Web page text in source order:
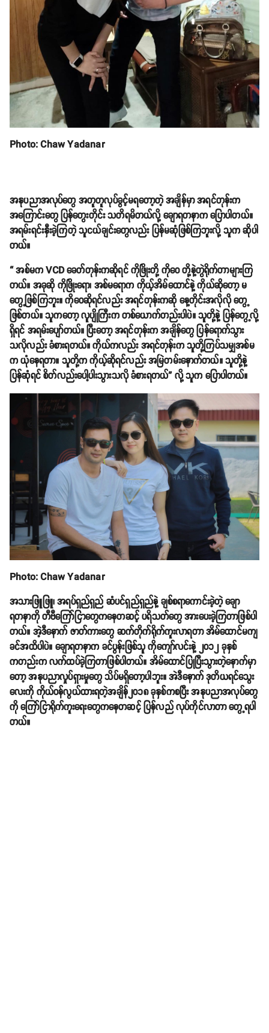
Photo: Chaw Yadanar
အနုပညာအလုပ်တွေ အတူတူလုပ်ခွင့်မရတော့တဲ့ အချိန်မှာ အရင်တုန်းက
အကြောင်းတွေ ပြန်တွေးတိုင်း သတိရမိတယ်လို့ ချောရတနာက ပြောပါတယ်။
အရမ်းရင်းနှီးခဲ့ကြတဲ့ သူငယ်ချင်းတွေလည်း ပြန်မဆုံဖြစ်ကြဘူးလို့ သူက ဆိုပါ
တယ်။
“ အစ်မက VCD ခေတ်တုန်းကဆိုရင် ကိုဖြိုးတို့ ကိုဝေ တို့နဲ့တွဲရိုက်တာများကြ
တယ်။ အခုဆို ကိုဖြိုးရော၊ အစ်မရောက ကိုယ့်အိမ်ထောင်နဲ့ ကိုယ်ဆိုတော့ မ
တွေ့ဖြစ်ကြဘူး။ ကိုဝေဆိုရင်လည်း အရင်တုန်းကဆို နေ့တိုင်းအလိုလို တွေ့
ဖြစ်တယ်။ သူကတော့ လူပျိုကြီးက တစ်ယောက်တည်းပါပဲ။ သူတို့နဲ့ ပြန်တွေ့လို့
ရှိရင် အရမ်းပျော်တယ်။ ပြီးတော့ အရင်တုန်းက အချိန်တွေ ပြန်ရောက်သွား
သလိုလည်း ခံစားရတယ်။ ကိုယ်ကလည်း အရင်တုန်းက သူတို့ကြပ်သမျှအစ်မ
က ယုံနေရတာ။ သူတို့က ကိုယ့်ဆိုရင်လည်း အမြဲတမ်းနောက်တယ်။ သူတို့နဲ့
ပြန်ဆုံရင် စိတ်လည်းပေါ့ပါးသွားသလို ခံစားရတယ်” လို့ သူက ပြောပါတယ်။
Photo: Chaw Yadanar
အသားဖြူဖြူ၊ အရပ်ရှည်ရှည် ဆံပင်ရှည်ရှည်နဲ့ ချစ်စရာကောင်းခဲ့တဲ့ ချော
ရတနာကို တီဗီကြော်ငြာတွေကနေတဆင့် ပရိသတ်တွေ အားပေးခဲ့ကြတာဖြစ်ပါ
တယ်။ အဲ့ဒီနောက် ဇာတ်ကားတွေ ဆက်တိုက်ရိုက်ကူးလာရတာ အိမ်ထောင်မကျ
ခင်အထိပါပဲ။ ချောရတနာက ခင်ပွန်းဖြစ်သူ ကိုကျော်လင်းနဲ့ ၂၀၁၂ ခုနှစ်
ကတည်းက လက်ထပ်ခဲ့ကြတာဖြစ်ပါတယ်။ အိမ်ထောင်ပြုပြီးသွားတဲ့နောက်မှာ
တော့ အနုပညာလှုပ်ရှားမှုတွေ သိပ်မရှိတော့ပါဘူး။ အဲဒီနောက် ဒုတိယရင်သွေး
လေးကို ကိုယ်ဝန်လွယ်ထားရတဲ့အချိန်၂၀၁၈ ခုနှစ်ကစပြီး အနုပညာအလုပ်တွေ
ကို ကြော်ငြာရိုက်ကူးရေးတွေကနေတဆင့် ပြန်လည် လုပ်ကိုင်လာတာ တွေ့ရပါ
တယ်။